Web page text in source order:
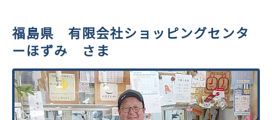
福島県 有限会社ショッピングセンタ
ーほずみ さま